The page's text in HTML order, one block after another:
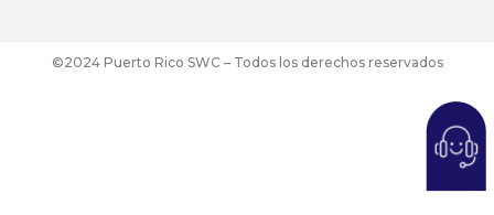
©2024 Puerto Rico SWC – Todos los derechos reservados